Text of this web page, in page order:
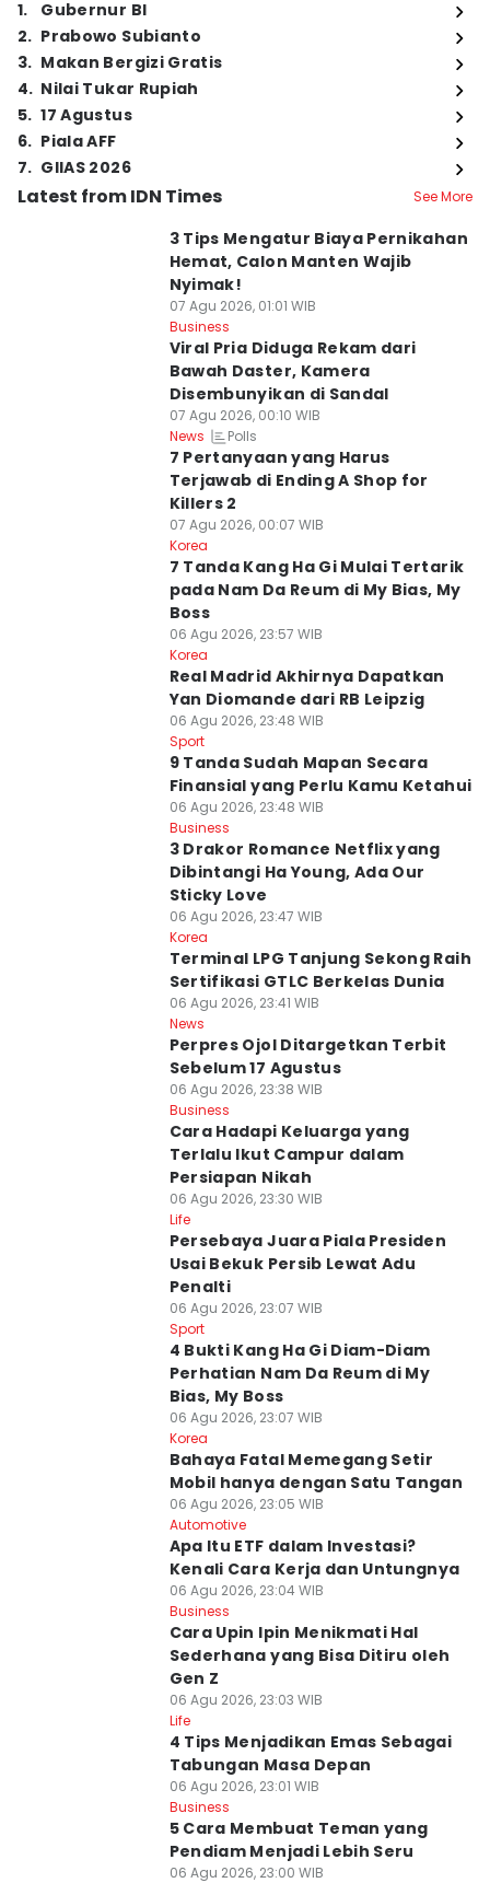
1.
Gubernur BI
2. Prabowo Subianto
3. Makan Bergizi Gratis
4. Nilai Tukar Rupiah
5. 17 Agustus
6. Piala AFF
7. GIIAS 2026
Latest from IDN Times See More
3 Tips Mengatur Biaya Pernikahan
Hemat, Calon Manten Wajib
Nyimak!
07 Agu 2026, 01:01 WIB
Business
Viral Pria Diduga Rekam dari
Bawah Daster, Kamera
Disembunyikan di Sandal
07 Agu 2026, 00:10 WIB
News
Polls
7 Pertanyaan yang Harus
Terjawab di Ending A Shop for
Killers 2
07 Agu 2026, 00:07 WIB
Korea
7 Tanda Kang Ha Gi Mulai Tertarik
pada Nam Da Reum di My Bias, My
Boss
06 Agu 2026, 23:57 WIB
Korea
Real Madrid Akhirnya Dapatkan
Yan Diomande dari RB Leipzig
06 Agu 2026, 23:48 WIB
Sport
9 Tanda Sudah Mapan Secara
Finansial yang Perlu Kamu Ketahui
06 Agu 2026, 23:48 WIB
Business
3 Drakor Romance Netflix yang
Dibintangi Ha Young, Ada Our
Sticky Love
06 Agu 2026, 23:47 WIB
Korea
Terminal LPG Tanjung Sekong Raih
Sertifikasi GTLC Berkelas Dunia
06 Agu 2026, 23:41 WIB
News
Perpres Ojol Ditargetkan Terbit
Sebelum 17 Agustus
06 Agu 2026, 23:38 WIB
Business
Cara Hadapi Keluarga yang
Terlalu Ikut Campur dalam
Persiapan Nikah
06 Agu 2026, 23:30 WIB
Life
Persebaya Juara Piala Presiden
Usai Bekuk Persib Lewat Adu
Penalti
06 Agu 2026, 23:07 WIB
Sport
4 Bukti Kang Ha Gi Diam-Diam
Perhatian Nam Da Reum di My
Bias, My Boss
06 Agu 2026, 23:07 WIB
Korea
Bahaya Fatal Memegang Setir
Mobil hanya dengan Satu Tangan
06 Agu 2026, 23:05 WIB
Automotive
Apa Itu ETF dalam Investasi?
Kenali Cara Kerja dan Untungnya
06 Agu 2026, 23:04 WIB
Business
Cara Upin Ipin Menikmati Hal
Sederhana yang Bisa Ditiru oleh
Gen Z
06 Agu 2026, 23:03 WIB
Life
4 Tips Menjadikan Emas Sebagai
Tabungan Masa Depan
06 Agu 2026, 23:01 WIB
Business
5 Cara Membuat Teman yang
Pendiam Menjadi Lebih Seru
06 Agu 2026, 23:00 WIB